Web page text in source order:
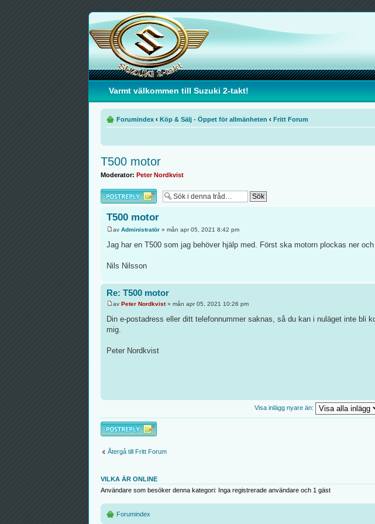
Varmt välkommen till Suzuki 2-takt!
Forumindex ‹ Köp & Sälj - Öppet för allmänheten ‹ Fritt Forum
T500 motor
Moderator: Peter Nordkvist
Besvara
T500 motor
av Administratör» mån apr 05, 2021 8:42 pm
Jag har en T500 som jag behöver hjälp med. Först ska motorn plockas ner
Nils Nilsson
Re: T500 motor
av Peter Nordkvist» mån apr 05, 2021 10:26 pm
Din e-postadress eller ditt telefonnummer saknas, så du kan i nuläget inte bli
mig.
Peter Nordkvist
Visa inlägg nyare än:
Besvara
Återgå till Fritt Forum
VILKA ÄR ONLINE
Användare som besöker denna kategori: Inga registrerade användare och 1 gäst
Forumindex